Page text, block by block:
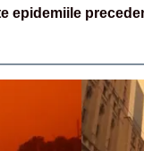
epidemiile